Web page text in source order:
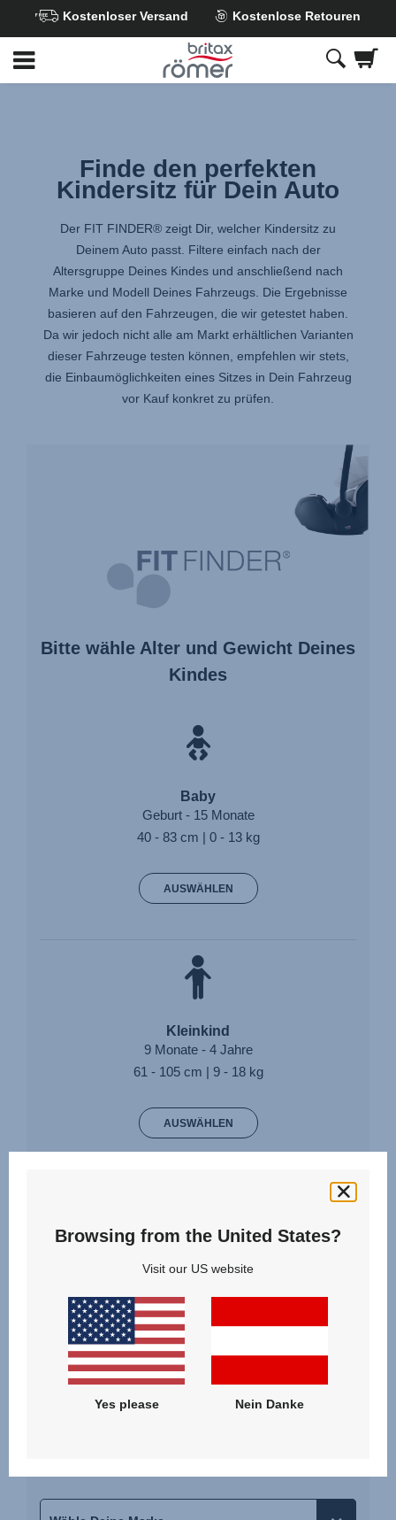
Hauptinhalt
springen
Kostenloser Versand Kostenlose Retouren
Finde den perfekten
Kindersitz für Dein Auto
Der FIT FINDER® zeigt Dir, welcher Kindersitz zu
Deinem Auto passt. Filtere einfach nach der
Altersgruppe Deines Kindes und anschließend nach
Marke und Modell Deines Fahrzeugs. Die Ergebnisse
basieren auf den Fahrzeugen, die wir getestet haben.
Da wir jedoch nicht alle am Markt erhältlichen Varianten
dieser Fahrzeuge testen können, empfehlen wir stets,
die Einbaumöglichkeiten eines Sitzes in Dein Fahrzeug
vor Kauf konkret zu prüfen.
FINDER®
Bitte wähle Alter und Gewicht Deines
Kindes
Baby
Geburt - 15 Monate
40 - 83 cm | 0 - 13 kg
AUSWÄHLEN
Kleinkind
9 Monate - 4 Jahre
61 - 105 cm | 9 - 18 kg
AUSWÄHLEN
Kind
100 - 150 cm | 15 - 36 kg
AUSWÄHLEN
Browsing from the United States?
Visit our US website
Yes please Nein Danke